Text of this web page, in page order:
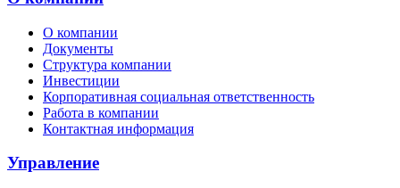
О компании
Документы
Структура компании
Инвестиции
Корпоративная социальная ответственность
Работа в компании
Контактная информация
Управление